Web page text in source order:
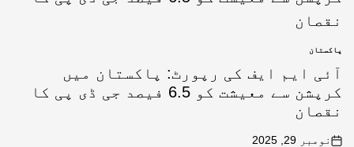
پاکستان
آئی ایم ایف کی رپورٹ: پاکستان میں
کرپشن سے معیشت کو 6.5 فیصد جی ڈی پی کا
نقصان
نومبر 29, 2025